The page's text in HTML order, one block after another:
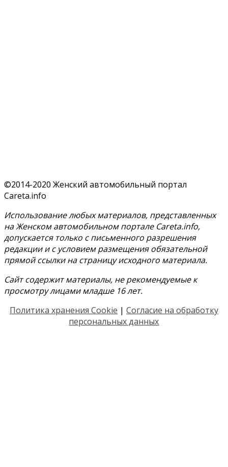
©2014-2020 Женский автомобильный портал
Careta.info
Использование любых материалов, представленных
на Женском автомобильном портале Careta.info,
допускается только с письменного разрешения
редакции и с условием размещения обязательной
прямой ссылки на страницу исходного материала.
Сайт содержит материалы, не рекомендуемые к
просмотру лицами младше 16 лет.
Политика хранения Cookie | Согласие на обработку
персональных данных